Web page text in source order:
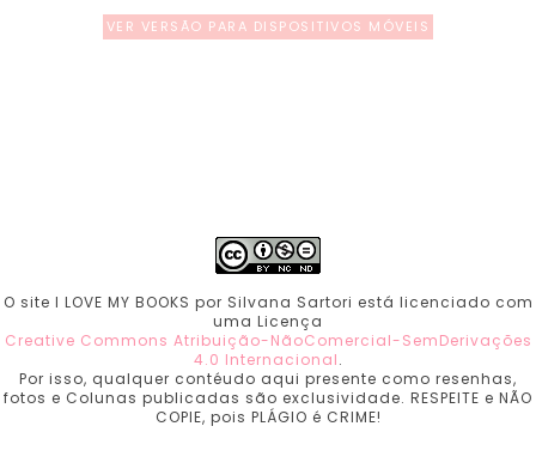
VER VERSÃO PARA DISPOSITIVOS MÓVEIS
O site I LOVE MY BOOKS por Silvana Sartori está licenciado com
uma Licença
Creative Commons Atribuição-NãoComercial-SemDerivações
4.0 Internacional.
Por isso, qualquer contéudo aqui presente como resenhas,
fotos e Colunas publicadas são exclusividade. RESPEITE e NÃO
COPIE, pois PLÁGIO é CRIME!